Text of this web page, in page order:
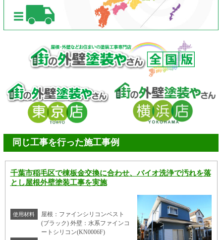
同じ工事を行った施工事例
千葉市稲毛区で棟板金交換に合わせ、バイオ洗浄で汚れを落
とし屋根外壁塗装工事を実施
使用材料
屋根：ファインシリコンベスト
(ブラック) 外壁：水系ファインコ
ートシリコン(KN0006F)